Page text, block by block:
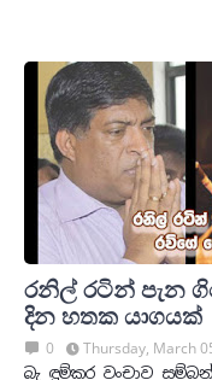
රනිල් රටින් පැන
දින හතක යාගයක්
0
Thursday, March
බැ ඳුම්කර වංචාව